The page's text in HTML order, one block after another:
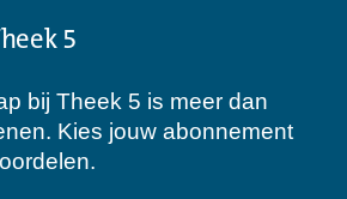
5
bij Theek 5 is meer dan
Kies jouw abonnement